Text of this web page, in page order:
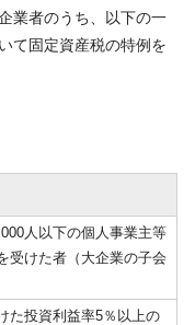
業者のうち、以下の一
て固定資産税の特例を
人以下の個人事業主等
受けた者（大企業の子会
た投資利益率5％以上の